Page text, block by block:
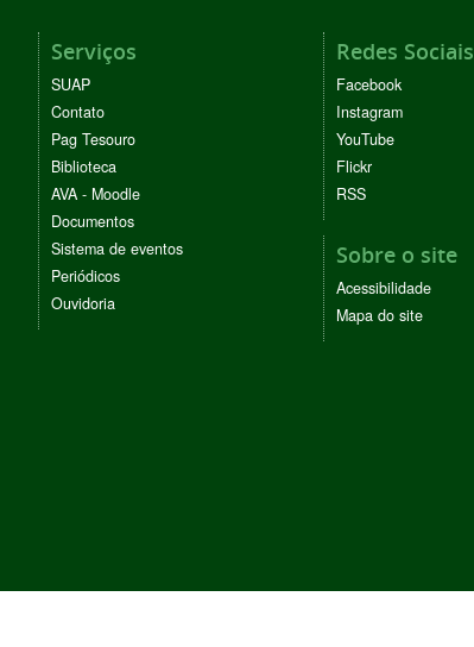
Serviços
SUAP
Contato
Pag Tesouro
Biblioteca
AVA - Moodle
Documentos
Sistema de eventos
Periódicos
Ouvidoria
Redes Sociais
Facebook
Instagram
YouTube
Flickr
RSS
Sobre o site
Acessibilidade
Mapa do site